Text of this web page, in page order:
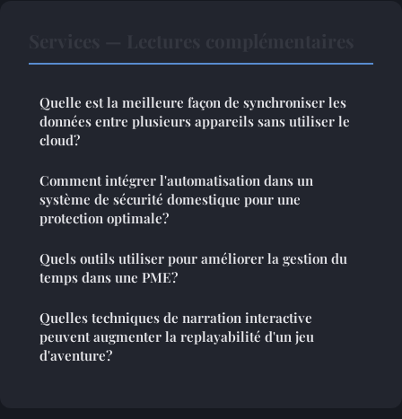
Quelle est la meilleure façon de synchroniser les
données entre plusieurs appareils sans utiliser le
cloud?
Comment intégrer l'automatisation dans un
système de sécurité domestique pour une
protection optimale?
Quels outils utiliser pour améliorer la gestion du
temps dans une PME?
Quelles techniques de narration interactive
peuvent augmenter la replayabilité d'un jeu
d'aventure?